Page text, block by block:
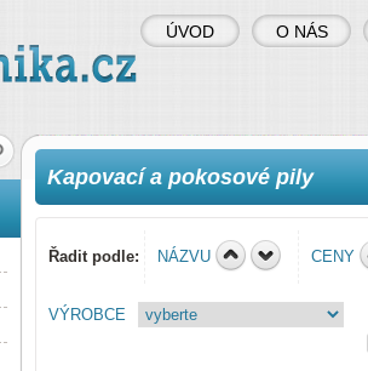
Kapovací a pokosové pily
Řadit podle: NÁZVU CENY
VÝROBCE
ÚVOD O NÁS